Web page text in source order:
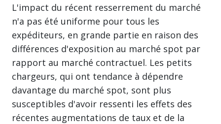
L'impact du récent resserrement du marché
n'a pas été uniforme pour tous les
expéditeurs, en grande partie en raison des
différences d'exposition au marché spot par
rapport au marché contractuel. Les petits
chargeurs, qui ont tendance à dépendre
davantage du marché spot, sont plus
susceptibles d'avoir ressenti les effets des
récentes augmentations de taux et de la